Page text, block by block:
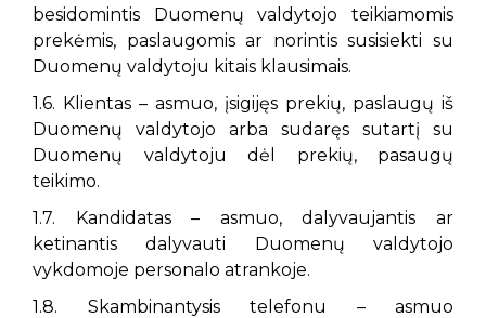
besidomintis Duomenų valdytojo teikiamomis
prekėmis, paslaugomis ar norintis susisiekti su
Duomenų valdytoju kitais klausimais.
1.6. Klientas – asmuo, įsigijęs prekių, paslaugų iš
Duomenų valdytojo arba sudaręs sutartį su
Duomenų valdytoju dėl prekių, pasaugų
teikimo.
1.7. Kandidatas – asmuo, dalyvaujantis ar
ketinantis dalyvauti Duomenų valdytojo
vykdomoje personalo atrankoje.
1.8. Skambinantysis telefonu – asmuo